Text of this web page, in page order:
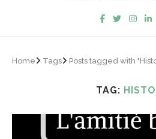
Home Tags Posts tagged with
TAG: